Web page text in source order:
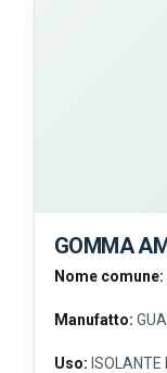
GOMMA
Nome comune:
Manufatto:
Uso: ISOLANTE